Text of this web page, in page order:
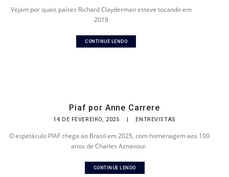
Vejam por quais países Richard Clayderman esteve tocando em
2018
CONTINUE LENDO
Piaf por Anne Carrere
14 DE FEVEREIRO, 2025 | ENTREVISTAS
O espetáculo PIAF chega ao Brasil em 2025, com homenagem aos 100
anos de Charles Aznavour.
CONTINUE LENDO